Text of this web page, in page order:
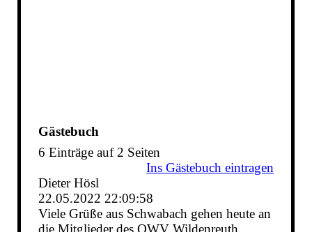
Gästebuch
6 Einträge auf 2 Seiten
Ins Gästebuch eintragen
Dieter Hösl
22.05.2022 22:09:58
Viele Grüße aus Schwabach gehen heute an
die Mitglieder des OWV Wildenreuth.